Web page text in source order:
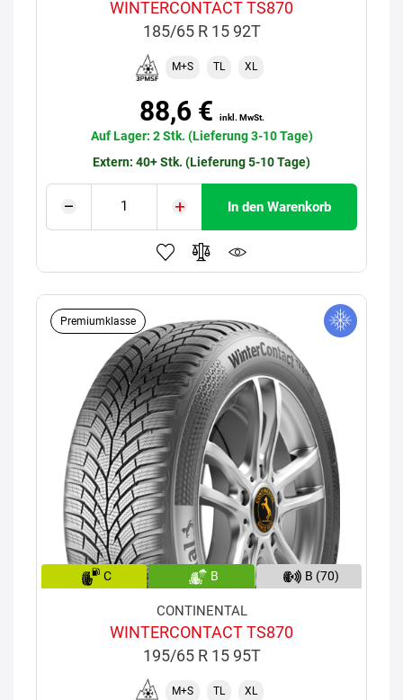
WINTERCONTACT TS870
185/65 R 15 92T
M+S TL XL
88,6 € inkl. MwSt.
Auf Lager: 2 Stk. (Lieferung 3-10 Tage)
Extern: 40+ Stk. (Lieferung 5-10 Tage)
In den Warenkorb
Premiumklasse
C B B (70)
CONTINENTAL
WINTERCONTACT TS870
195/65 R 15 95T
M+S TL XL